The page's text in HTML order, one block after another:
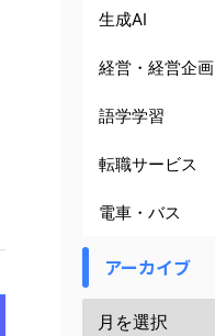
生成AI
経営・経営企画
語学学習
転職サービス
電車・バス
アーカイブ